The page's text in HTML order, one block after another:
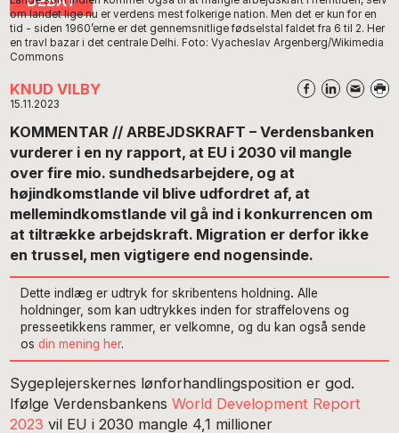
om landet lige nu er verdens mest folkerige nation. Men det er kun for en
tid - siden 1960’erne er det gennemsnitlige fødselstal faldet fra 6 til 2. Her
en travl bazar i det centrale Delhi. Foto: Vyacheslav Argenberg/Wikimedia
Commons
KNUD VILBY
15.11.2023
KOMMENTAR // ARBEJDSKRAFT – Verdensbanken
vurderer i en ny rapport, at EU i 2030 vil mangle
over fire mio. sundhedsarbejdere, og at
højindkomstlande vil blive udfordret af, at
mellemindkomstlande vil gå ind i konkurrencen om
at tiltrække arbejdskraft. Migration er derfor ikke
en trussel, men vigtigere end nogensinde.
Dette indlæg er udtryk for skribentens holdning. Alle
holdninger, som kan udtrykkes inden for straffelovens og
presseetikkens rammer, er velkomne, og du kan også sende
osdin mening her.
Sygeplejerskernes lønforhandlingsposition er god.
Ifølge VerdensbankensWorld Development Report
2023 vil EU i 2030 mangle 4,1 millioner